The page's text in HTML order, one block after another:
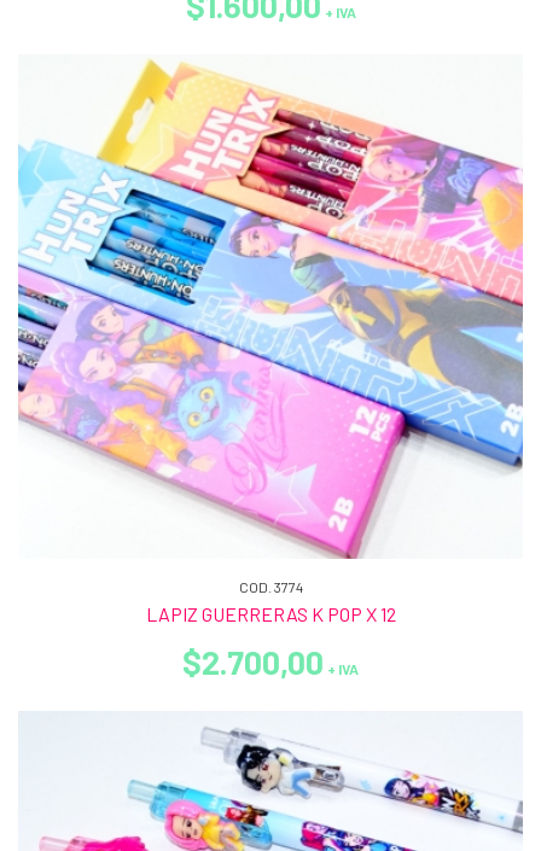
+ IVA
COD. 3774
LAPIZ GUERRERAS K POP X 12
$2.700,00 + IVA